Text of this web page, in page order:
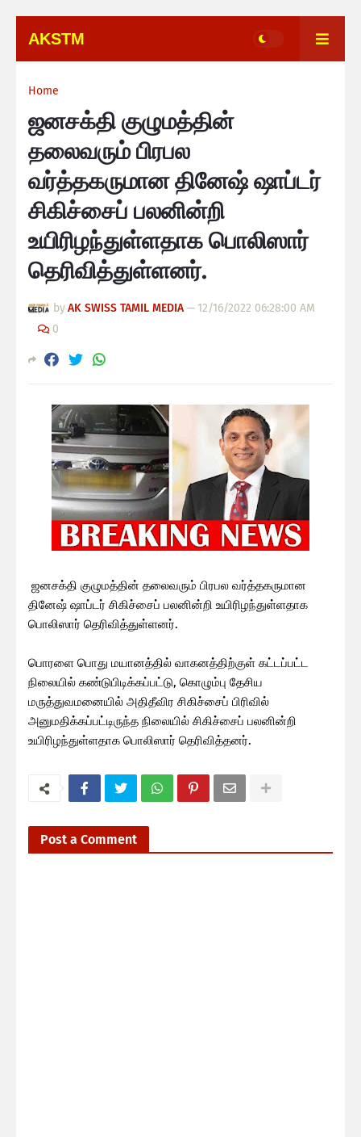
AKSTM
Home
ஜனசக்தி குழுமத்தின்
தலைவரும் பிரபல
வர்த்தகருமான தினேஷ் ஷாப்டர்
சிகிச்சைப் பலனின்றி
உயிரிழந்துள்ளதாக பொலிஸார்
தெரிவித்துள்ளனர்.
byAK SWISS TAMIL MEDIA— 12/16/2022 06:28:00 AM
0
ஜனசக்தி குழுமத்தின் தலைவரும் பிரபல வர்த்தகருமான
தினேஷ் ஷாப்டர் சிகிச்சைப் பலனின்றி உயிரிழந்துள்ளதாக
பொலிஸார் தெரிவித்துள்ளனர்.
பொரளை பொது மயானத்தில் வாகனத்திற்குள் கட்டப்பட்ட
நிலையில் கண்டுபிடிக்கப்பட்டு, கொழும்பு தேசிய
மருத்துவமனையில் அதிதீவிர சிகிச்சைப் பிரிவில்
அனுமதிக்கப்பட்டிருந்த நிலையில் சிகிச்சைப் பலனின்றி
உயிரிழந்துள்ளதாக பொலிஸார் தெரிவித்தனர்.
Post a Comment